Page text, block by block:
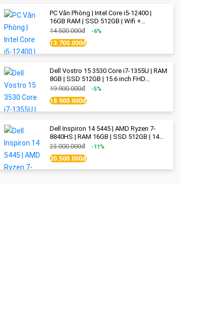
PC Văn Phòng | Intel Core i5-12400 |
16GB RAM | SSD 512GB | Wifi +
Bluetooth
14.500.000đ -6%
13.700.000đ
Dell Vostro 15 3530 Core i7-1355U | RAM
8GB | SSD 512GB | 15.6 inch FHD
(1920x1080) 120Hz WVA | Black | New
19.900.000đ -5%
18.900.000đ
Dell Inspiron 14 5445 | AMD Ryzen 7-
8840HS | RAM 16GB | SSD 512GB | 14
inch 2.2K (2240x1400) IPS 300nits | Ice
23.000.000đ -11%
20.500.000đ